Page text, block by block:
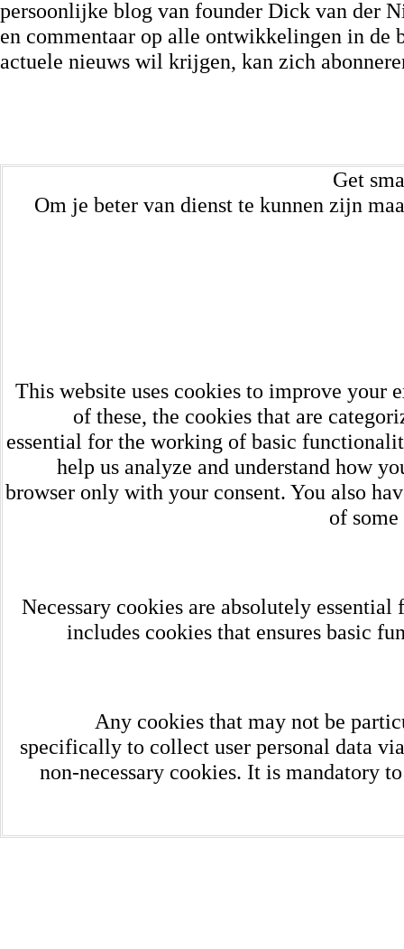
persoonlijke blog van founder Dick van der
en commentaar op alle ontwikkelingen in de
actuele nieuws wil krijgen, kan zich
Get
Om je beter van dienst te kunnen zijn
This website uses cookies to improve your
of these, the cookies that are
essential for the working of basic
help us analyze and understand how
browser only with your consent. You also
of
Necessary cookies are absolutely
includes cookies that ensures basic
Any cookies that may not be
specifically to collect user personal data
non-necessary cookies. It is mandatory